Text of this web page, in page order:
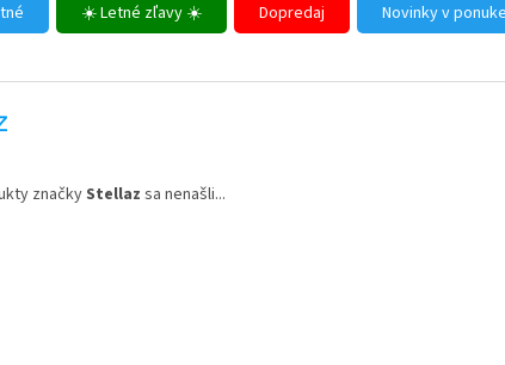
☀️ Letné zľavy ☀️ Dopredaj Novinky v ponuke
značkyStellaz sa nenašli...